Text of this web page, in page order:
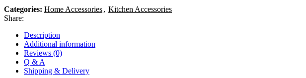
Categories: Home Accessories, Kitchen Accessories
Share:
Description
Additional information
Reviews (0)
Q & A
Shipping & Delivery